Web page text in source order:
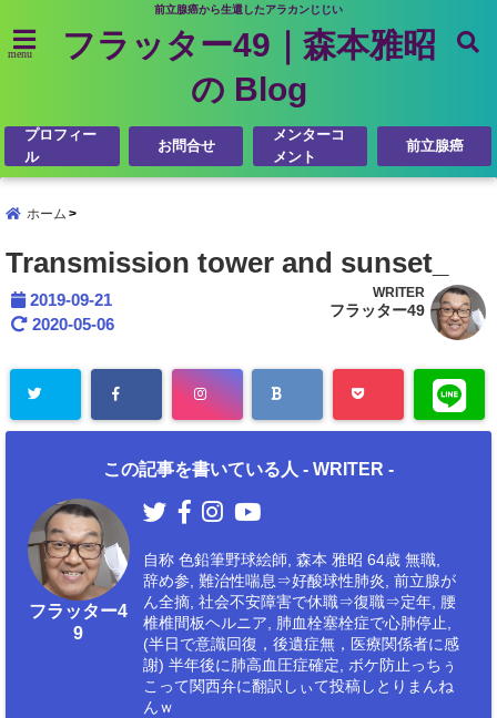
前立腺癌から生還したアラカンじじい
menu
フラッター49｜森本雅昭
の Blog
プロフィー
ル
お問合せ
メンターコ
メント
前立腺癌
ホーム
Transmission tower and sunset_
2019-09-21
2020-05-06
WRITER
フラッター49
この記事を書いている人 - WRITER -
フラッター4
9
自称 色鉛筆野球絵師, 森本 雅昭 64歳 無職,
辞め参, 難治性喘息⇒好酸球性肺炎, 前立腺が
ん全摘, 社会不安障害で休職⇒復職⇒定年, 腰
椎椎間板ヘルニア, 肺血栓塞栓症で心肺停止,
(半日で意識回復，後遺症無，医療関係者に感
謝) 半年後に肺高血圧症確定, ボケ防止っちぅ
こって関西弁に翻訳しぃて投稿しとりまんね
んｗ